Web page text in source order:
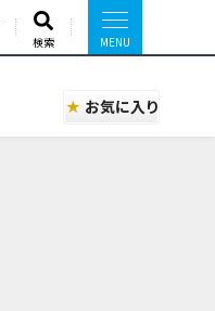
検索
お気に入り